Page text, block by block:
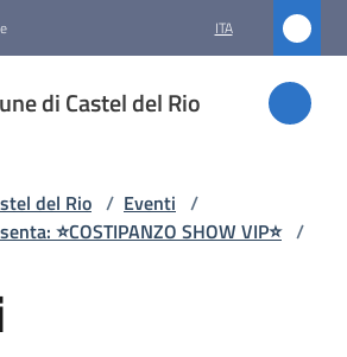
ITA
di Castel del Rio
del Rio / Eventi /
⭐️COSTIPANZO SHOW VIP⭐️ /